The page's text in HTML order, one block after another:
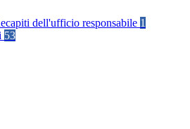
dell'ufficio responsabile 1
53